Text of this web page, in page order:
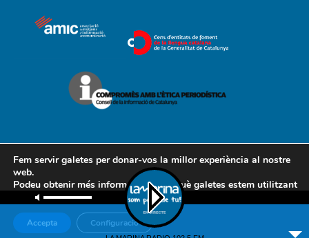
Contacte Avís legal Política de cookies
Política de privacitat
AMCL
© Associació de Mitjans de Comunicació Local, 2018
Fem servir galetes per donar-vos la millor experiència al nostre
web.
Podeu obtenir més informació sobre què galetes estem utilitzant
o desactivar-les a la
configuració.
Accepta Configuració